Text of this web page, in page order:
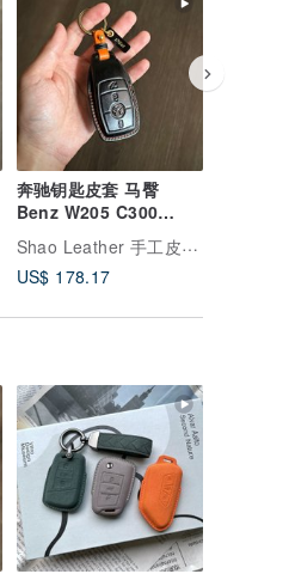
奔驰钥匙皮套 马臀
Benz W205 C300
C200 GLA250 Sedan
AMG
Shao Leather 手工皮具 手工表带订制
US$ 178.17